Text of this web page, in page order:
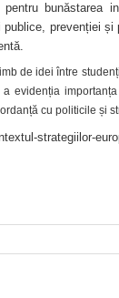
bunăstarea
prevenției și
de idei între
evidenția
cu politicile și
strategiilor-